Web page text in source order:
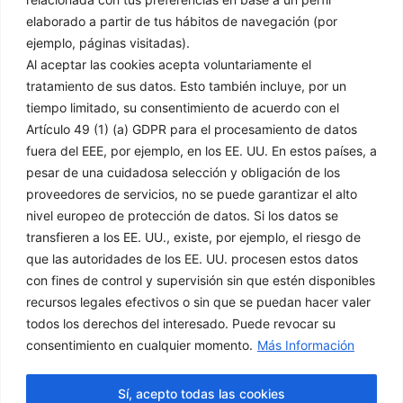
elaborado a partir de tus hábitos de navegación (por
ejemplo, páginas visitadas).
Al aceptar las cookies acepta voluntariamente el
tratamiento de sus datos. Esto también incluye, por un
tiempo limitado, su consentimiento de acuerdo con el
Artículo 49 (1) (a) GDPR para el procesamiento de datos
fuera del EEE, por ejemplo, en los EE. UU. En estos países, a
pesar de una cuidadosa selección y obligación de los
proveedores de servicios, no se puede garantizar el alto
nivel europeo de protección de datos. Si los datos se
transfieren a los EE. UU., existe, por ejemplo, el riesgo de
que las autoridades de los EE. UU. procesen estos datos
con fines de control y supervisión sin que estén disponibles
recursos legales efectivos o sin que se puedan hacer valer
todos los derechos del interesado. Puede revocar su
consentimiento en cualquier momento. Más Información
Sí, acepto todas las cookies
C/ Mejorada 4 / Pol. ind. Sector 8, 28850, Torrejón de Ardoz,
Madrid​
91 151 61 00
afrisa@grupodisco.com
Información
Inicio
Empresa
Productos
Soluciones
Noticias
Delegaciones
Contacto
Servicio Técnico
Legal
Aviso Legal
Política de Privacidad
Política de Cookies
Condiciones Generales
de Venta
Canal Denuncias